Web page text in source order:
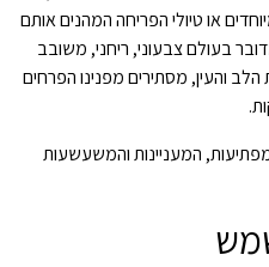
או טיולי הפריחה המהנים אותם
בעולם צבעוני, ריחני, משובב
והעין, מסתירים מפנינו הפרחים
המעניינות והמשעשעות